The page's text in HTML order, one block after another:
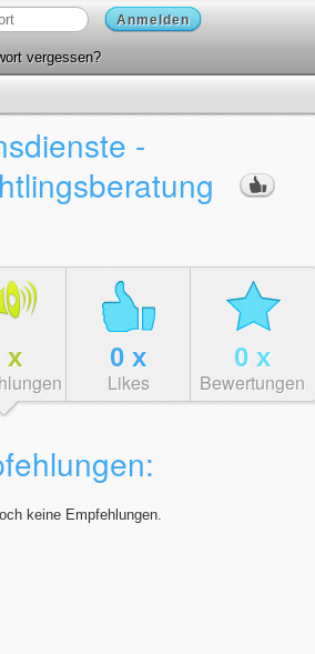
Anmelden
vergessen?
-
x 0 x
Likes
0 x
Bewertungen
keine Empfehlungen.